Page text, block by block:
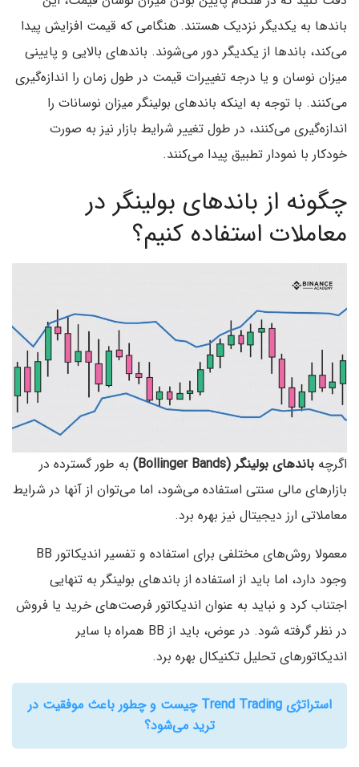
باند‌ها به یکدیگر نزدیک هستند. هنگامی که قیمت افزایش پیدا
می‌کند‌، باند‌ها از یکدیگر دور می‌شوند. باند‌های بالایی و پایینی
میزان نوسان و یا درجه تغییرات قیمت در طول زمان را اندازه‌گیری
می‌کنند. با توجه به اینکه باند‌های بولینگر میزان نوسانات را
اندازه‌گیری می‌کنند‌، در طول تغییر شرایط بازار نیز به صورت
خودکار با نمودار تطبیق پیدا می‌کنند.
چگونه از باندهای بولینگر در
معاملات استفاده کنیم؟
اگرچه باندهای بولینگر (Bollinger Bands)
به طور گسترده در
بازارهای مالی سنتی استفاده می‌شود، اما می‌توان از آنها در شرایط
معاملاتی ارز دیجیتال نیز بهره برد.
معمولا روش‌های مختلفی برای استفاده و تفسیر اندیکاتور BB
وجود دارد، اما باید از استفاده از باندهای بولینگر به تنهایی
اجتناب کرد و نباید به عنوان اندیکاتور فرصت‌های خرید یا فروش
در نظر گرفته شود. در عوض، باید از BB همراه با سایر
اندیکاتورهای تحلیل تکنیکال بهره برد.
استراتژی Trend Trading چیست و چطور باعث موفقیت در
ترید می‌شود؟